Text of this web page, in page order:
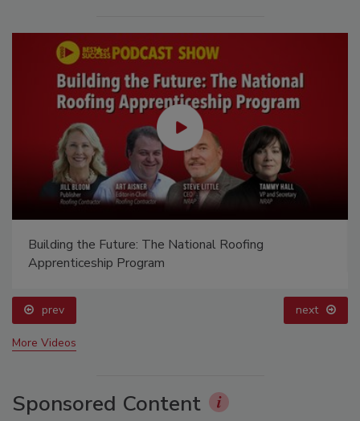
Building the Future: The National Roofing
Apprenticeship Program
prev next
More Videos
Sponsored Content